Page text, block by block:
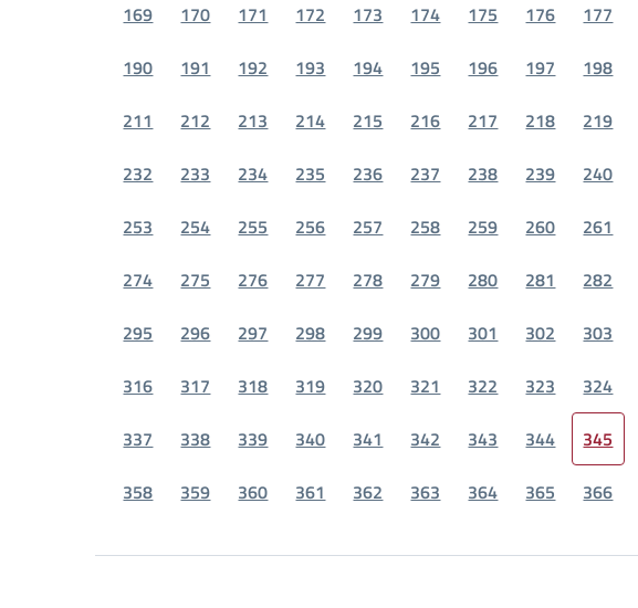
169
170 171 172 173 174 175 176 177
190
191 192 193 194 195 196 197 198
211
212 213 214 215 216 217 218 219
232
233 234 235 236 237 238 239 240
253
254 255 256 257 258 259 260 261
274
275 276 277 278 279 280 281 282
295
296 297 298 299 300 301 302 303
316
317 318 319 320 321 322 323 324
337
338 339 340 341 342 343 344 345
358
359 360 361 362 363 364 365 366